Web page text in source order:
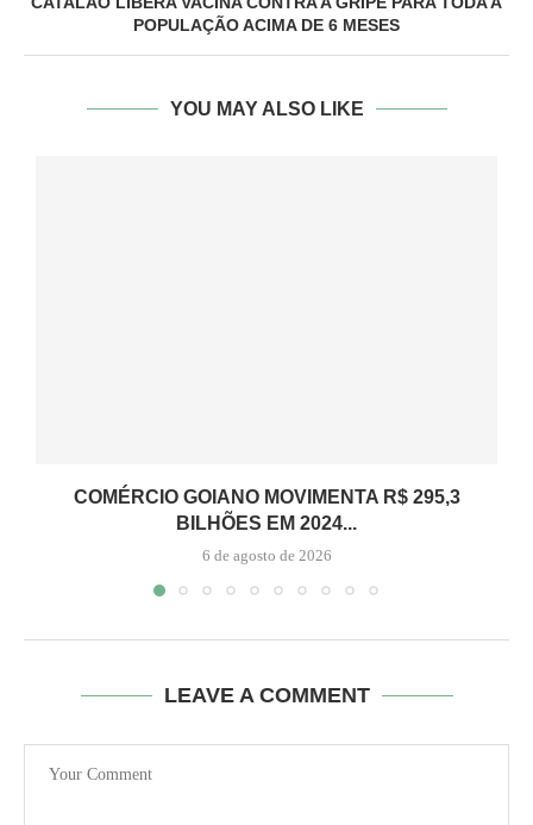
POPULAÇÃO ACIMA DE 6 MESES
YOU MAY ALSO LIKE
COMÉRCIO GOIANO MOVIMENTA R$ 295,3
BILHÕES EM 2024...
6 de agosto de 2026
LEAVE A COMMENT